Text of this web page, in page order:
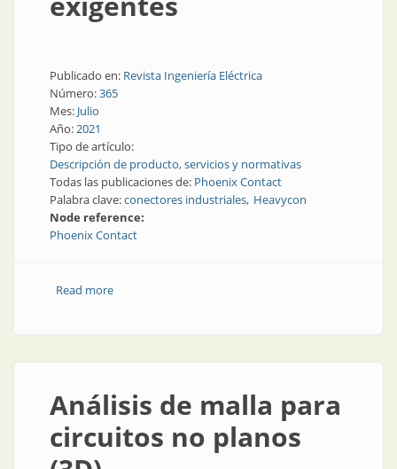
Publicado en: Revista Ingeniería Eléctrica
Número:365
Mes: Julio
Año:2021
Tipo de artículo:
Descripción de producto, servicios y normativas
Todas las publicaciones de: Phoenix Contact
Palabra clave:conectores industriales Heavycon
Node reference:
Phoenix Contact
Read moreabout Conectores para industrias más exigentes
Análisis de malla para
circuitos no planos